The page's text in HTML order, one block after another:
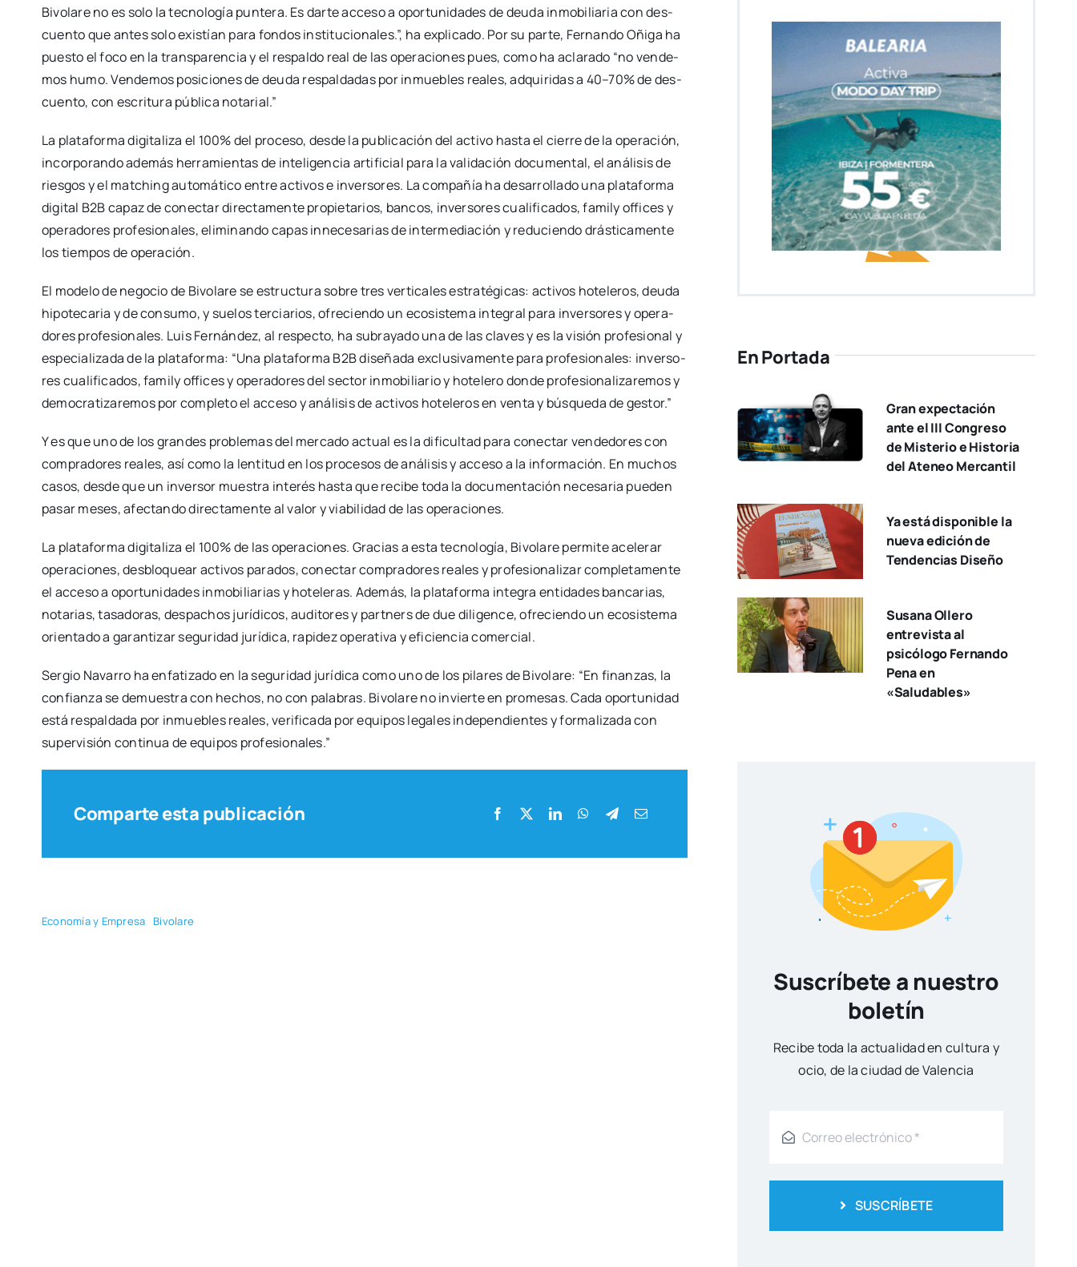
Bivo­la­re no es solo la tec­no­lo­gía pun­te­ra. Es dar­te acce­so a opor­tu­ni­da­des de deu­da inmo­bi­lia­ria con des­
cuen­to que antes solo exis­tían para fon­dos ins­ti­tu­cio­na­les.”, ha expli­ca­do. Por su par­te, Fer­nan­do Oñi­ga ha
pues­to el foco en la trans­pa­ren­cia y el res­pal­do real de las ope­ra­cio­nes pues, como ha acla­ra­do “no ven­de­
mos humo. Ven­de­mos posi­cio­nes de deu­da res­pal­da­das por inmue­bles reales, adqui­ri­das a 40–70% de des­
cuen­to, con escri­tu­ra públi­ca nota­rial.”
La pla­ta­for­ma digi­ta­li­za el 100% del pro­ce­so, des­de la publi­ca­ción del acti­vo has­ta el cie­rre de la ope­ra­ción,
incor­po­ran­do ade­más herra­mien­tas de inte­li­gen­cia arti­fi­cial para la vali­da­ción docu­men­tal, el aná­li­sis de
ries­gos y el mat­ching auto­má­ti­co entre acti­vos e inver­so­res. La com­pa­ñía ha desa­rro­lla­do una pla­ta­for­ma
digi­tal B2B capaz de conec­tar direc­ta­men­te pro­pie­ta­rios, ban­cos, inver­so­res cua­li­fi­ca­dos, family offi­ces y
ope­ra­do­res pro­fe­sio­na­les, eli­mi­nan­do capas inne­ce­sa­rias de inter­me­dia­ción y redu­cien­do drás­ti­ca­men­te
los tiem­pos de ope­ra­ción.
El mode­lo de nego­cio de Bivo­la­re se estruc­tu­ra sobre tres ver­ti­ca­les estra­té­gi­cas: acti­vos hote­le­ros, deu­da
hipo­te­ca­ria y de con­su­mo, y sue­los ter­cia­rios, ofre­cien­do un eco­sis­te­ma inte­gral para inver­so­res y ope­ra­
do­res pro­fe­sio­na­les. Luis Fer­nán­dez, al res­pec­to, ha sub­ra­ya­do una de las cla­ves y es la visión pro­fe­sio­nal y
espe­cia­li­za­da de la pla­ta­for­ma: “Una pla­ta­for­ma B2B dise­ña­da exclu­si­va­men­te para pro­fe­sio­na­les: inver­so­
res cua­li­fi­ca­dos, family offi­ces y ope­ra­do­res del sec­tor inmo­bi­lia­rio y hote­le­ro don­de pro­fe­sio­na­li­za­re­mos y
demo­cra­ti­za­re­mos por com­ple­to el acce­so y aná­li­sis de acti­vos hote­le­ros en ven­ta y bús­que­da de ges­tor.”
Y es que uno de los gran­des pro­ble­mas del mer­ca­do actual es la difi­cul­tad para conec­tar ven­de­do­res con
com­pra­do­res reales, así como la len­ti­tud en los pro­ce­sos de aná­li­sis y acce­so a la infor­ma­ción. En muchos
casos, des­de que un inver­sor mues­tra inte­rés has­ta que reci­be toda la docu­men­ta­ción nece­sa­ria pue­den
pasar meses, afec­tan­do direc­ta­men­te al valor y via­bi­li­dad de las ope­ra­cio­nes.
La pla­ta­for­ma digi­ta­li­za el 100% de las ope­ra­cio­nes. Gra­cias a esta tec­no­lo­gía, Bivo­la­re per­mi­te ace­le­rar
ope­ra­cio­nes, des­blo­quear acti­vos para­dos, conec­tar com­pra­do­res reales y pro­fe­sio­na­li­zar com­ple­ta­men­te
el acce­so a opor­tu­ni­da­des inmo­bi­lia­rias y hote­le­ras. Ade­más, la pla­ta­for­ma inte­gra enti­da­des ban­ca­rias,
nota­rias, tasa­do­ras, des­pa­chos jurí­di­cos, audi­to­res y part­ners de due dili­gen­ce, ofre­cien­do un eco­sis­te­ma
orien­ta­do a garan­ti­zar segu­ri­dad jurí­di­ca, rapi­dez ope­ra­ti­va y efi­cien­cia comer­cial.
Ser­gio Nava­rro ha enfa­ti­za­do en la segu­ri­dad jurí­di­ca como uno de los pila­res de Bivo­la­re: “En finan­zas, la
con­fian­za se demues­tra con hechos, no con pala­bras. Bivo­la­re no invier­te en pro­me­sas. Cada opor­tu­ni­dad
está res­pal­da­da por inmue­bles reales, veri­fi­ca­da por equi­pos lega­les inde­pen­dien­tes y for­ma­li­za­da con
super­vi­sión con­ti­nua de equi­pos pro­fe­sio­na­les.”
Comparte esta publicación
Eco­no­mía y Empre­sa Bivo­la­re
En Portada
Gran expectación
ante el III Congreso
de Misterio e Historia
del Ateneo Mercantil
Ya está disponible la
nueva edición de
Tendencias Diseño
Susana Ollero
entrevista al
psicólogo Fernando
Pena en
«Saludables»
Suscríbete a nuestro
boletín
Reci­be toda la actua­li­dad en cul­tu­ra y
ocio, de la ciu­dad de Valen­cia
SUSCRÍBETE